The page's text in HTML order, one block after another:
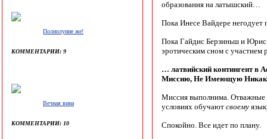
Полнолуние же!
КОММЕНТАРИИ: 9
Вечная вина
КОММЕНТАРИИ: 10
образования на латышский…
Пока Инесе Вайдере
Пока Гайдис Берзиньш и
эротическим сном с
… латвийский контингент в
Миссию, Не Имеющую
Миссия выполнима. Отважные
условиях обучают своему
Спокойно. Все идет по плану.